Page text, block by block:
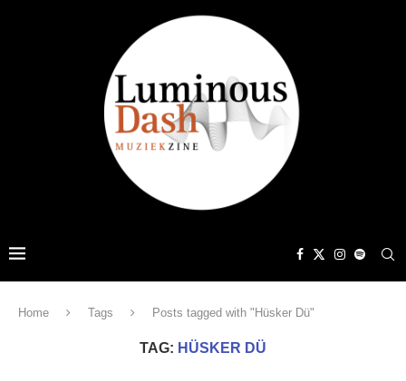
Home Tags Posts tagged with "Hüsker Dü"
TAG: HÜSKER DÜ